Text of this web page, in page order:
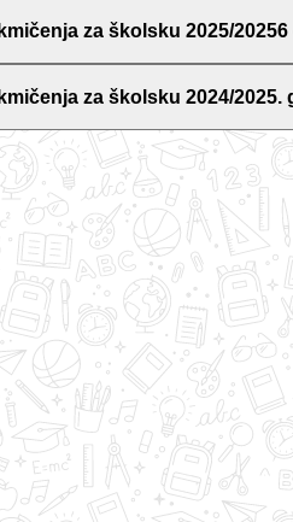
za školsku 2025/
za školsku 2024/2025.